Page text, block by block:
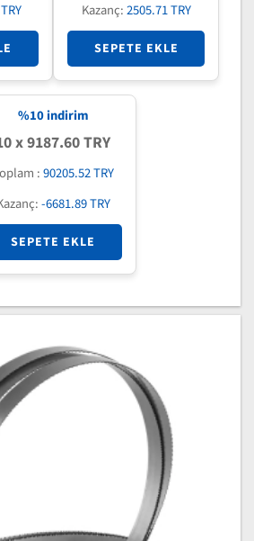
Kazanç:2505.71 TRY
SEPETE EKLE
%10indirim
x 9187.60 TRY
:90205.52 TRY
-6681.89 TRY
SEPETE EKLE